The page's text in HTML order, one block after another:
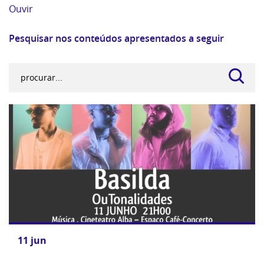
Ouvir
Pesquisar nos conteúdos apresentados a seguir
11 jun